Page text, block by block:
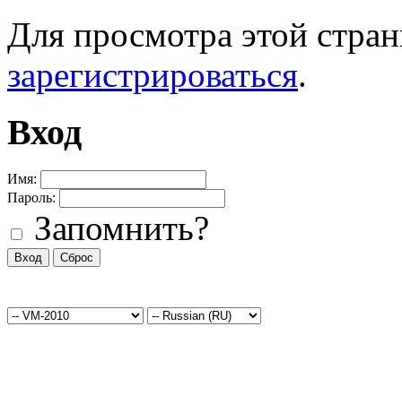
Для просмотра этой
зарегистрироваться.
Вход
Имя:
Пароль:
Запомнить?